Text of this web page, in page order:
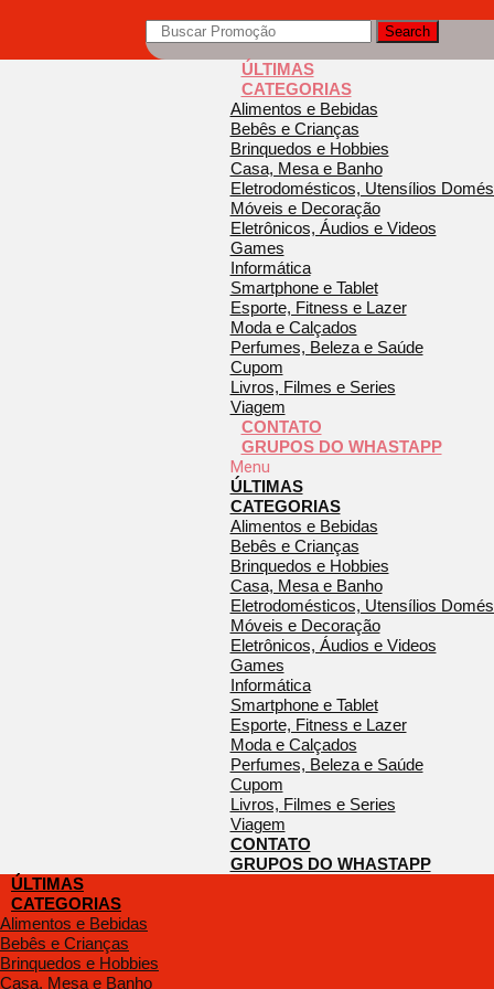
Search
ÚLTIMAS
CATEGORIAS
Alimentos e Bebidas
Bebês e Crianças
Brinquedos e Hobbies
Casa, Mesa e Banho
Eletrodomésticos, Utensílios
Móveis e Decoração
Eletrônicos, Áudios e Videos
Games
Informática
Smartphone e Tablet
Esporte, Fitness e Lazer
Moda e Calçados
Perfumes, Beleza e Saúde
Cupom
Livros, Filmes e Series
Viagem
CONTATO
GRUPOS DO WHASTAPP
Menu
ÚLTIMAS
CATEGORIAS
Alimentos e Bebidas
Bebês e Crianças
Brinquedos e Hobbies
Casa, Mesa e Banho
Eletrodomésticos, Utensílios
Móveis e Decoração
Eletrônicos, Áudios e Videos
Games
Informática
Smartphone e Tablet
Esporte, Fitness e Lazer
Moda e Calçados
Perfumes, Beleza e Saúde
Cupom
Livros, Filmes e Series
Viagem
CONTATO
GRUPOS DO WHASTAPP
ÚLTIMAS
CATEGORIAS
Alimentos e Bebidas
Bebês e Crianças
Brinquedos e Hobbies
Casa, Mesa e Banho